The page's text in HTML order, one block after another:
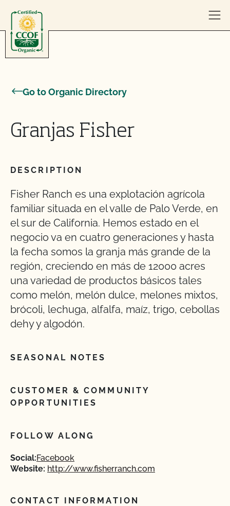
Go to Organic Directory
Granjas Fisher
DESCRIPTION
Fisher Ranch es una explotación agrícola
familiar situada en el valle de Palo Verde, en
el sur de California. Hemos estado en el
negocio va en cuatro generaciones y hasta
la fecha somos la granja más grande de la
región, creciendo en más de 12000 acres
una variedad de productos básicos tales
como melón, melón dulce, melones mixtos,
brócoli, lechuga, alfalfa, maíz, trigo, cebollas
dehy y algodón.
SEASONAL NOTES
CUSTOMER & COMMUNITY
OPPORTUNITIES
FOLLOW ALONG
Social:Facebook
Website: http://www.fisherranch.com
CONTACT INFORMATION